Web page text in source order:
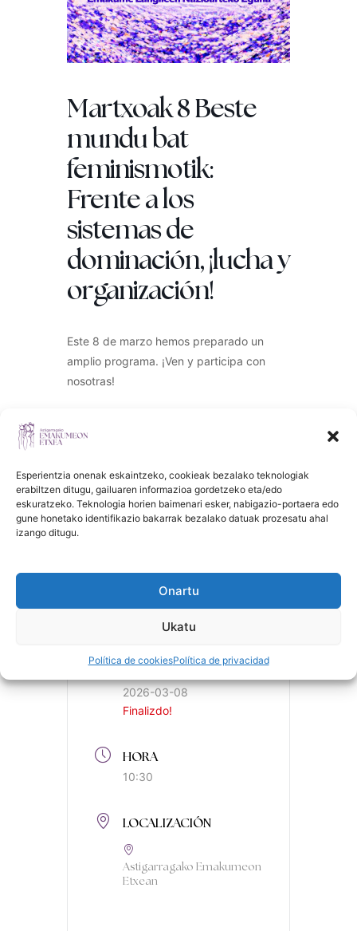
Esperientzia onenak eskaintzeko, cookieak bezalako teknologiak
erabiltzen ditugu, gailuaren informazioa gordetzeko eta/edo
eskuratzeko. Teknologia horien baimenari esker, nabigazio-portaera edo
gune honetako identifikazio bakarrak bezalako datuak prozesatu ahal
izango ditugu.
Onartu
Ukatu
Política de cookiesPolítica de privacidad
Martxoak 8 Beste
mundu bat
feminismotik:
Frente a los
sistemas de
dominación, ¡lucha y
organización!
Este 8 de marzo hemos preparado un
amplio programa. ¡Ven y participa con
nosotras!
apúntate: HEMEN
Las monitoras de Xaguxar han participado
en la organización y estarán de 10:30
a12:30 en en Emakumeon Plaza haciendo
actividades para niñxs.
2026-03-08
Finalizdo!
HORA
10:30
LOCALIZACIÓN
Astigarragako Emakumeon
Etxean